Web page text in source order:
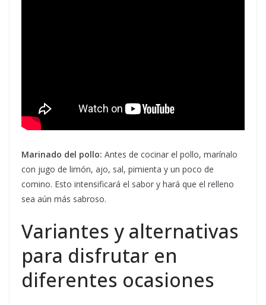
Marinado del pollo: Antes de cocinar el pollo, marínalo
con jugo de limón, ajo, sal, pimienta y un poco de
comino. Esto intensificará el sabor y hará que el relleno
sea aún más sabroso.
Variantes y alternativas
para disfrutar en
diferentes ocasiones